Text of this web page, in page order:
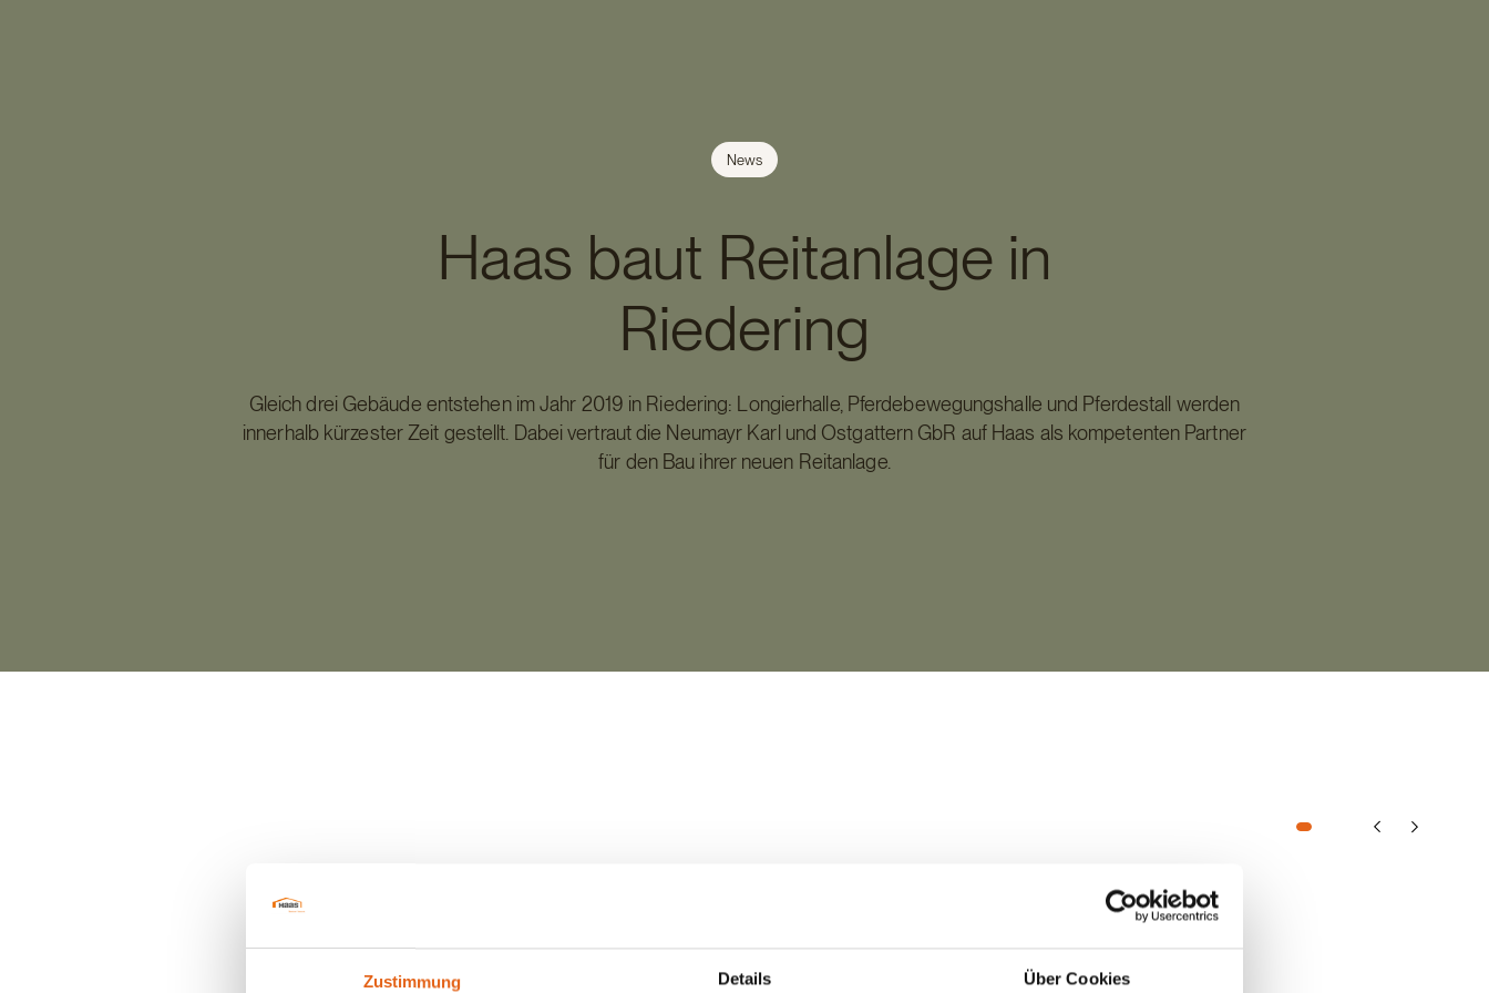
Zustimmung Details Über Cookies
News
Haas baut Reitanlage in
Riedering
Gleich drei Gebäude entstehen im Jahr 2019 in Riedering: Longierhalle, Pferdebewegungshalle und Pferdestall werden
innerhalb kürzester Zeit gestellt. Dabei vertraut die Neumayr Karl und Ostgattern GbR auf Haas als kompetenten Partner
für den Bau ihrer neuen Reitanlage.